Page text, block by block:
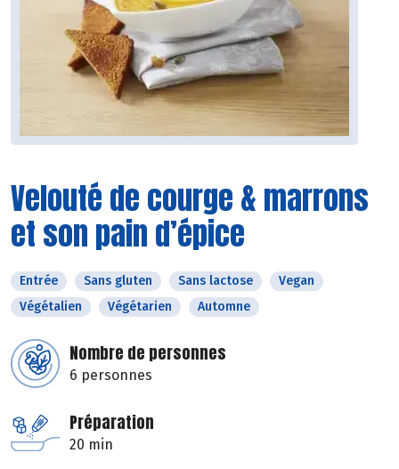
Velouté de courge & marrons
et son pain d’épice
Entrée Sans gluten Sans lactose
Vegan
Végétalien
Végétarien Automne
Nombre de personnes
6 personnes
Préparation
20 min